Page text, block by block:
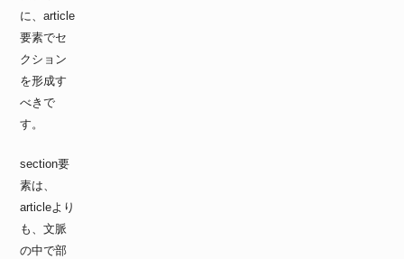
に、article
要素でセ
クション
を形成す
べきで
す。
section要
素は、
articleより
も、文脈
の中で部